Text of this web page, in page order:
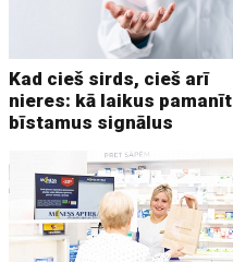
Kad cieš sirds, cieš arī
nieres: kā laikus pamanīt
bīstamus signālus